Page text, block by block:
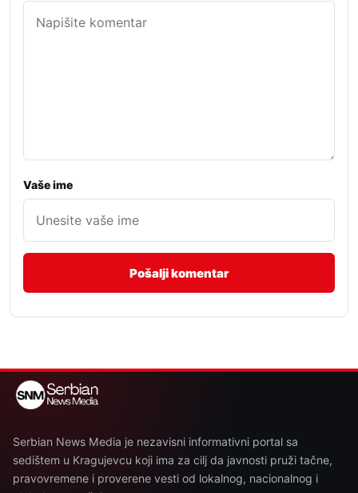
Vaše ime
Serbian News Media je nezavisni informativni portal sa
sedištem u Kragujevcu koji ima za cilj da javnosti pruži tačne,
pravovremene i proverene vesti od lokalnog, nacionalnog i